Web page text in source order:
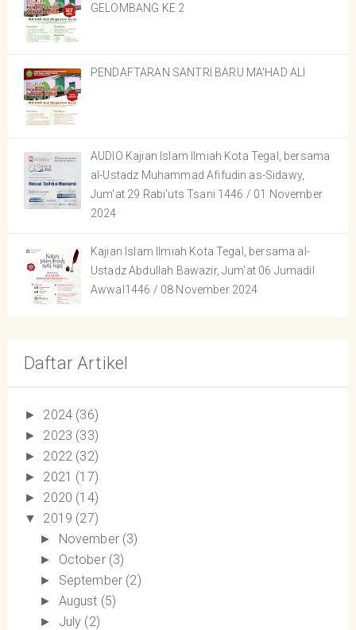
GELOMBANG KE 2
PENDAFTARAN SANTRI BARU MA'HAD ALI
AUDIO Kajian Islam Ilmiah Kota Tegal, bersama
al-Ustadz Muhammad Afifudin as-Sidawy,
Jum'at 29 Rabi'uts Tsani 1446 / 01 November
2024
Kajian Islam Ilmiah Kota Tegal, bersama al-
Ustadz Abdullah Bawazir, Jum'at 06 Jumadil
Awwal1446 / 08 November 2024
Daftar Artikel
► 2024 (36)
► 2023 (33)
► 2022 (32)
► 2021 (17)
► 2020 (14)
▼ 2019 (27)
► November (3)
► October (3)
► September (2)
► August (5)
► July (2)